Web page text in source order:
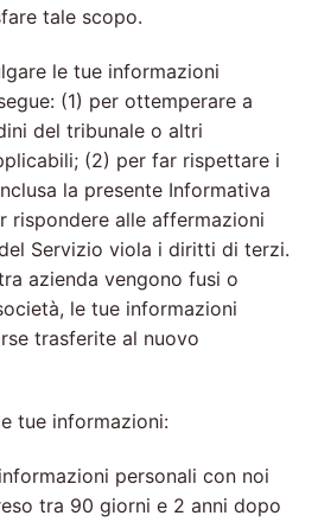
tale scopo.
le tue informazioni
(1) per ottemperare a
del tribunale o altri
(2) per far rispettare i
la presente Informativa
rispondere alle affermazioni
Servizio viola i diritti di terzi.
azienda vengono fusi o
le tue informazioni
trasferite al nuovo
tue informazioni:
personali con noi
tra 90 giorni e 2 anni dopo